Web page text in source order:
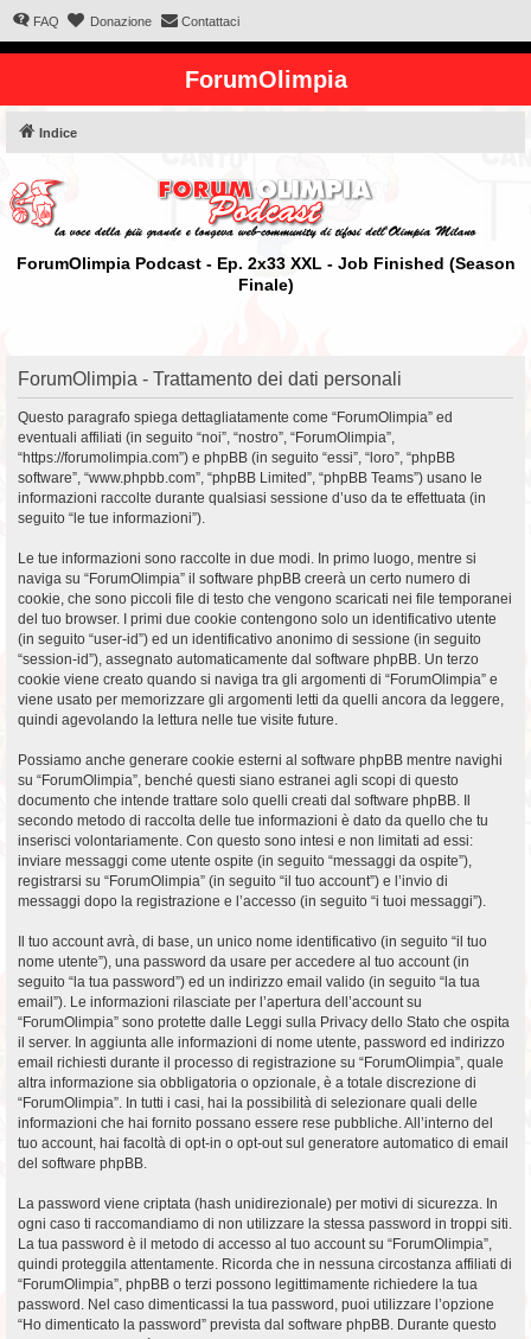
FAQ Donazione Contattaci
ForumOlimpia
Indice
ForumOlimpia Podcast - Ep. 2x33 XXL - Job Finished (Season
Finale)
ForumOlimpia - Trattamento dei dati personali
Questo paragrafo spiega dettagliatamente come “ForumOlimpia” ed
eventuali affiliati (in seguito “noi”, “nostro”, “ForumOlimpia”,
“https://forumolimpia.com”) e phpBB (in seguito “essi”, “loro”, “phpBB
software”, “www.phpbb.com”, “phpBB Limited”, “phpBB Teams”) usano le
informazioni raccolte durante qualsiasi sessione d’uso da te effettuata (in
seguito “le tue informazioni”).
Le tue informazioni sono raccolte in due modi. In primo luogo, mentre si
naviga su “ForumOlimpia” il software phpBB creerà un certo numero di
cookie, che sono piccoli file di testo che vengono scaricati nei file temporanei
del tuo browser. I primi due cookie contengono solo un identificativo utente
(in seguito “user-id”) ed un identificativo anonimo di sessione (in seguito
“session-id”), assegnato automaticamente dal software phpBB. Un terzo
cookie viene creato quando si naviga tra gli argomenti di “ForumOlimpia” e
viene usato per memorizzare gli argomenti letti da quelli ancora da leggere,
quindi agevolando la lettura nelle tue visite future.
Possiamo anche generare cookie esterni al software phpBB mentre navighi
su “ForumOlimpia”, benché questi siano estranei agli scopi di questo
documento che intende trattare solo quelli creati dal software phpBB. Il
secondo metodo di raccolta delle tue informazioni è dato da quello che tu
inserisci volontariamente. Con questo sono intesi e non limitati ad essi:
inviare messaggi come utente ospite (in seguito “messaggi da ospite”),
registrarsi su “ForumOlimpia” (in seguito “il tuo account”) e l’invio di
messaggi dopo la registrazione e l’accesso (in seguito “i tuoi messaggi”).
Il tuo account avrà, di base, un unico nome identificativo (in seguito “il tuo
nome utente”), una password da usare per accedere al tuo account (in
seguito “la tua password”) ed un indirizzo email valido (in seguito “la tua
email”). Le informazioni rilasciate per l’apertura dell’account su
“ForumOlimpia” sono protette dalle Leggi sulla Privacy dello Stato che ospita
il server. In aggiunta alle informazioni di nome utente, password ed indirizzo
email richiesti durante il processo di registrazione su “ForumOlimpia”, quale
altra informazione sia obbligatoria o opzionale, è a totale discrezione di
“ForumOlimpia”. In tutti i casi, hai la possibilità di selezionare quali delle
informazioni che hai fornito possano essere rese pubbliche. All’interno del
tuo account, hai facoltà di opt-in o opt-out sul generatore automatico di email
del software phpBB.
La password viene criptata (hash unidirezionale) per motivi di sicurezza. In
ogni caso ti raccomandiamo di non utilizzare la stessa password in troppi siti.
La tua password è il metodo di accesso al tuo account su “ForumOlimpia”,
quindi proteggila attentamente. Ricorda che in nessuna circostanza affiliati di
“ForumOlimpia”, phpBB o terzi possono legittimamente richiedere la tua
password. Nel caso dimenticassi la tua password, puoi utilizzare l’opzione
“Ho dimenticato la password” prevista dal software phpBB. Durante questo